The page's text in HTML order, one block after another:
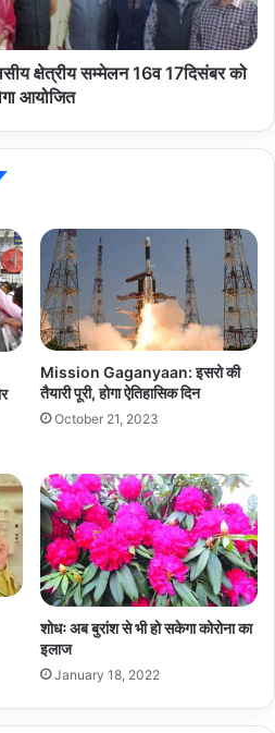
क्षेत्रीय सम्मेलन 16व 17दिसंबर को
आयोजित
Mission Gaganyaan: इसरो की
तैयारी पूरी, होगा ऐतिहासिक दिन
October 21, 2023
शोधः अब बुरांश से भी हो सकेगा कोरोना का
इलाज
January 18, 2022